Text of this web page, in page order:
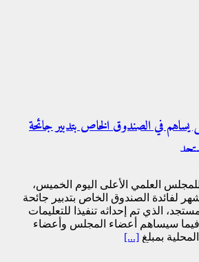
يساهم في الصندوق الخاص بتدبير جائحة
العلمي الأعلى اليوم الخميس،
لفائدة الصندوق الخاص بتدبير جائحة
الذي تم إحداثه تنفيذا للتعليمات
فيما سيساهم أعضاء المجلس وأعضاء
بمبلغ [...]